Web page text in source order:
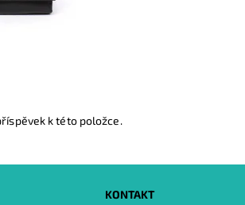
k této položce.
KONTAKT